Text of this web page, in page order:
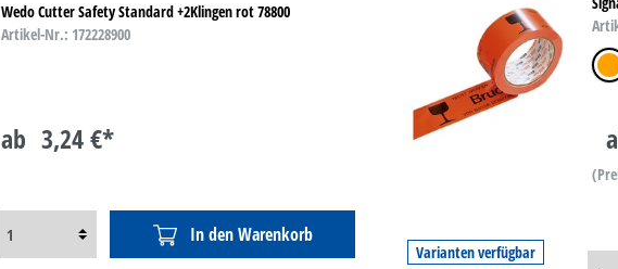
Wedo Cutter Safety Standard +2Klingen rot 78800
Artikel-Nr.: 172228900
ab 3,24 €*
In den Warenkorb
Varianten verfügbar